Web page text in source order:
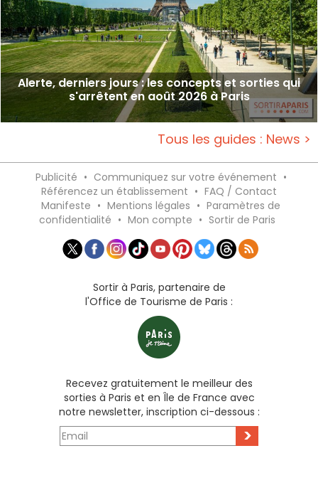
Alerte, derniers jours : les concepts et sorties qui
s'arrêtent en août 2026 à Paris
Tous les guides : News >
Publicité • Communiquez sur votre événement •
Référencez un établissement • FAQ / Contact
Manifeste • Mentions légales • Paramètres de
confidentialité • Mon compte • Sortir de Paris
Sortir à Paris, partenaire de
l'Office de Tourisme de Paris :
Recevez gratuitement le meilleur des
sorties à Paris et en Île de France avec
notre newsletter, inscription ci-dessous :
>